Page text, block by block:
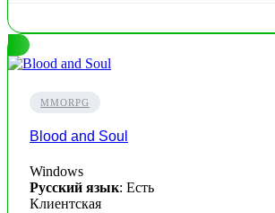
MMORPG
Blood and Soul
Windows
Русский язык: Есть
Клиентская